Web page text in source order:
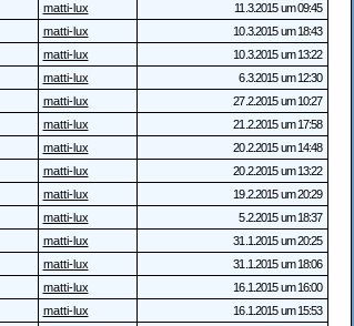
matti-lux
11.3.2015 um 09:45
matti-lux
10.3.2015 um 18:43
matti-lux
10.3.2015 um 13:22
matti-lux
6.3.2015 um 12:30
matti-lux
27.2.2015 um 10:27
matti-lux
21.2.2015 um 17:58
matti-lux
20.2.2015 um 14:48
matti-lux
20.2.2015 um 13:22
matti-lux
19.2.2015 um 20:29
matti-lux
5.2.2015 um 18:37
matti-lux
31.1.2015 um 20:25
matti-lux
31.1.2015 um 18:06
matti-lux
16.1.2015 um 16:00
matti-lux 16.1.2015 um 15:53